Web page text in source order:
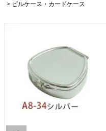
ピルケース・カードケース